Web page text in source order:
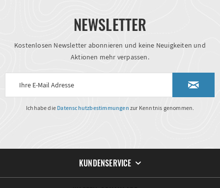
NEWSLETTER
Kostenlosen Newsletter abonnieren und keine Neuigkeiten und
Aktionen mehr verpassen.
Ich habe die Datenschutzbestimmungen zur Kenntnis genommen.
KUNDENSERVICE